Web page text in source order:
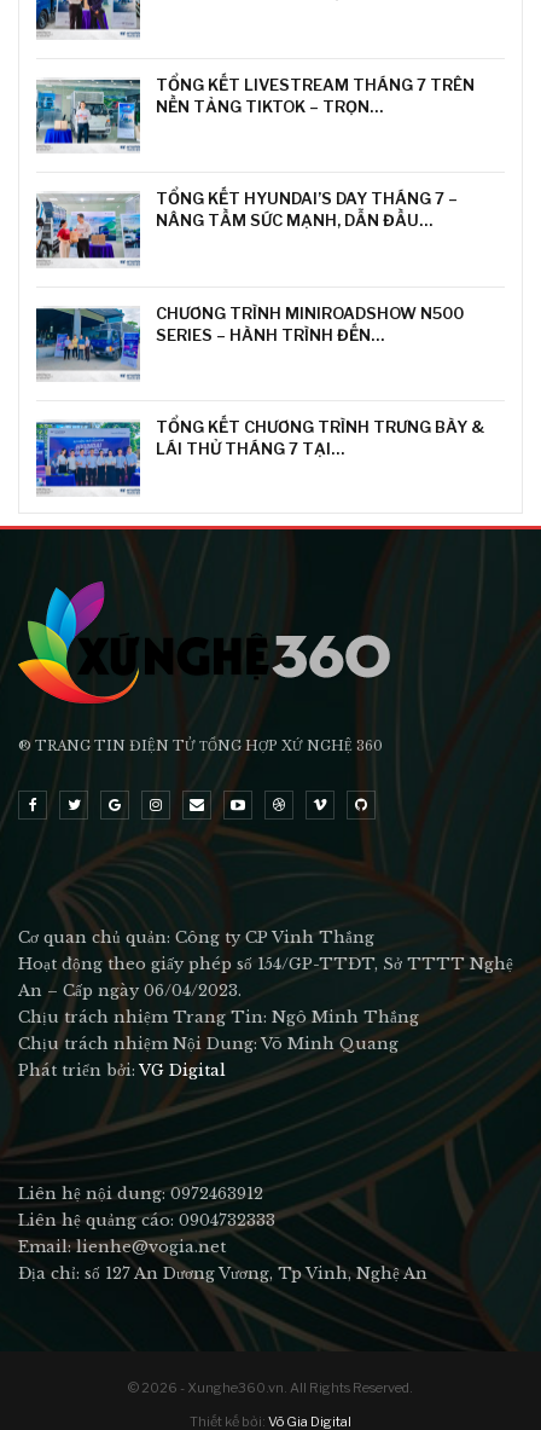
TỔNG KẾT LIVESTREAM THÁNG 7 TRÊN
NỀN TẢNG TIKTOK – TRỌN…
TỔNG KẾT HYUNDAI’S DAY THÁNG 7 –
NÂNG TẦM SỨC MẠNH, DẪN ĐẦU…
CHƯƠNG TRÌNH MINIROADSHOW N500
SERIES – HÀNH TRÌNH ĐẾN…
TỔNG KẾT CHƯƠNG TRÌNH TRƯNG BÀY &
LÁI THỬ THÁNG 7 TẠI…
® TRANG TIN ĐIỆN TỬ ТỔNG HỢP XỨ NGHỆ 360
Cơ quan chủ quản: Công ty CP Vinh Thắng
Hoạt động theo giấy phép số 154/GP-TTĐT, Sở TTTT Nghệ
An – Cấp ngày 06/04/2023.
Chịu trách nhiệm Trang Tin: Ngô Minh Thắng
Chịu trách nhiệm Nội Dung: Võ Minh Quang
Phát triển bởi:VG Digital
Liên hệ nội dung: 0972463912
Liên hệ quảng cáo: 0904732333
Email: lienhe@vogia.net
Địa chỉ: số 127 An Dương Vương, Tp Vinh, Nghệ An
© 2026 - Xunghe360.vn. All Rights Reserved.
Thiết kế bởi: Võ Gia Digital